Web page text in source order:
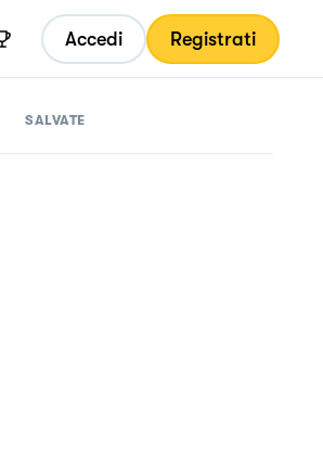
Accedi Registrati
SALVATE